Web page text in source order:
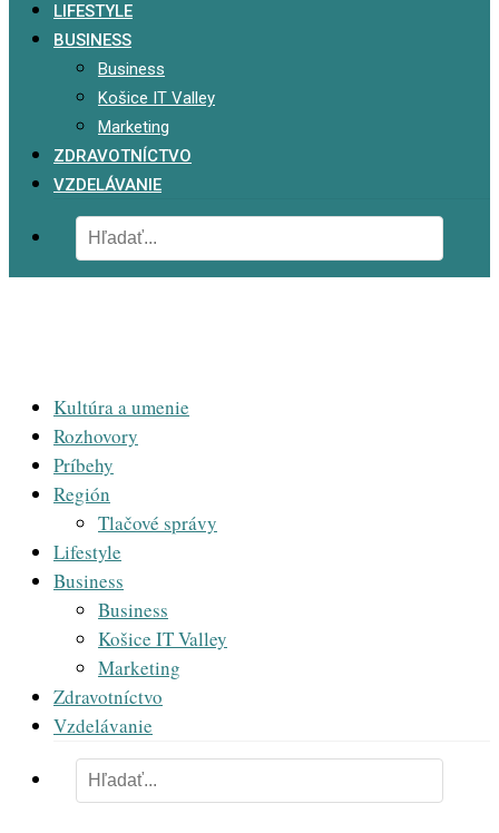
LIFESTYLE
BUSINESS
Business
Košice IT Valley
Marketing
ZDRAVOTNÍCTVO
VZDELÁVANIE
Kultúra a umenie
Rozhovory
Príbehy
Región
Tlačové správy
Lifestyle
Business
Business
Košice IT Valley
Marketing
Zdravotníctvo
Vzdelávanie